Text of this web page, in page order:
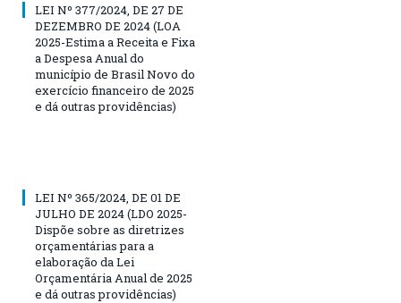
LEI Nº 377/2024, DE 27 DE
DEZEMBRO DE 2024 (LOA
2025-Estima a Receita e Fixa
a Despesa Anual do
município de Brasil Novo do
exercício financeiro de 2025
e dá outras providências)
LEI Nº 365/2024, DE 01 DE
JULHO DE 2024 (LDO 2025-
Dispõe sobre as diretrizes
orçamentárias para a
elaboração da Lei
Orçamentária Anual de 2025
e dá outras providências)